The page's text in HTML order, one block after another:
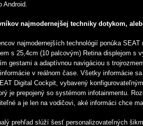
Android.
najmodernejšej techniky dotykom,
najmodernejších technológií ponúka
s 25,4cm (10 palcovým) Retina displejom s
gestami a adaptívnou navigáciou s
v reálnom čase. Všetky informácie
Digital Cockpit, vybavený
je prepojený so systémom infotainmentu.
a je len na vodičovi, aké informáci chce
prehľad slúží šesť personalizovateľných